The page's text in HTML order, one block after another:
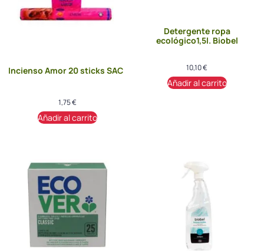
Incienso Amor 20 sticks SAC
1,75€
Añadir al carrito
Detergente ropa
ecológico1,5l. Biobel
10,10€
Añadir al carrito